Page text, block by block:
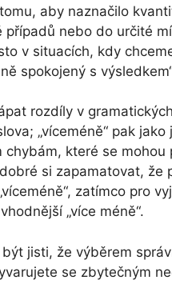
aby naznačilo
nebo do určité
v situacích, kdy
spokojený s
rozdíly v
„víceméně“ pak
chybám, které se
si zapamatovat, že
zatímco pro
„více méně“.
jisti, že výběrem
se zbytečným